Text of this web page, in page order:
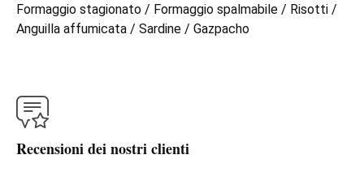
Formaggio stagionato / Formaggio spalmabile / Risotti /
Anguilla affumicata / Sardine / Gazpacho
Recensioni dei nostri clienti